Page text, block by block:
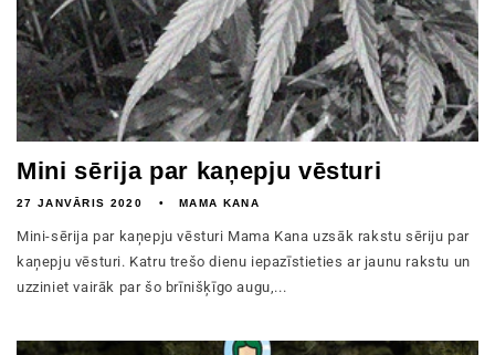
Mini sērija par kaņepju vēsturi
27 JANVĀRIS 2020 MAMA KANA
Mini-sērija par kaņepju vēsturi Mama Kana uzsāk rakstu sēriju par
kaņepju vēsturi. Katru trešo dienu iepazīstieties ar jaunu rakstu un
uzziniet vairāk par šo brīnišķīgo augu,...